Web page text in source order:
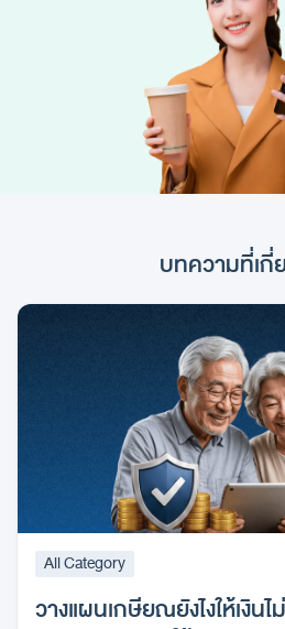
บทความที่เกี่
All Category
วางแผนเกษียณยังไงให้เงิน